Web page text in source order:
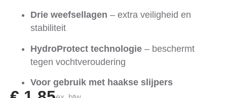
Drie weefsellagen – extra veiligheid en
stabiliteit
HydroProtect technologie – beschermt
tegen vochtveroudering
Voor gebruik met haakse slijpers